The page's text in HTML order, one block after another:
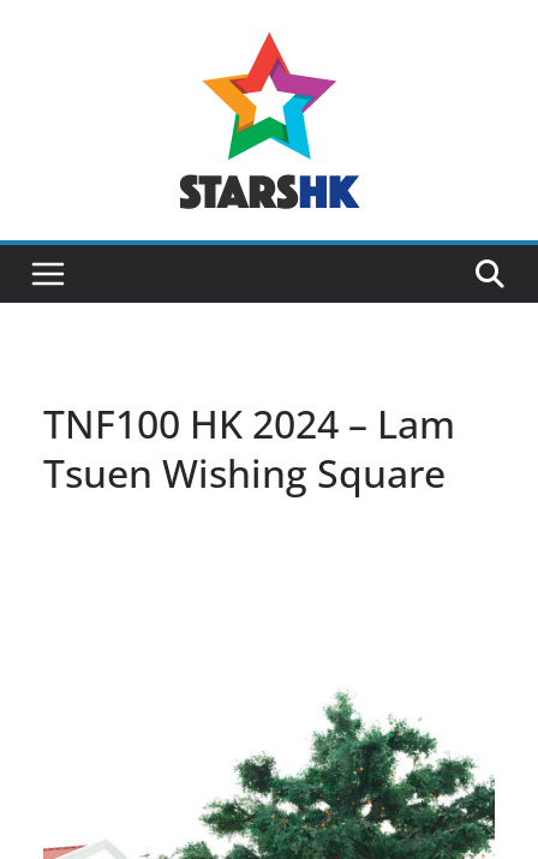
TNF100 HK 2024 – Lam
Tsuen Wishing Square